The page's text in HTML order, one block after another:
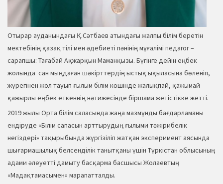
Отырар ауданындағы Қ.Сәтбаев атындағы жалпы білім беретін
мектебінің қазақ тілі мен әдебиеті пәнінің мұғалімі педагог –
сарапшы: Тағабай Ақжарқын Маманқызы. Бүгінге дейін еңбек
жолында сан мыңдаған шәкірттердің ыстық ықыласына бөленіп,
жүрегінен жол тауып ғылым білім көшінде жалықпай, қажымай
қажырлы еңбек еткеннің нәтижесінде біршама жетістікке жетті.
2019 жылы Орта білім саласында жаңа мазмұнды бағдарламаны
ендіруде «Білім сапасын арттырудың ғылыми тәжірибелік
негіздері» тақырыбында жүргізіліп жатқан эксперимент аясында
шығармашылық белсенділік танытқаны үшін Түркістан облысының
адами әлеуетті дамыту басқарма басшысы Жолаевтың
«Мадақтамасымен» марапатталды.